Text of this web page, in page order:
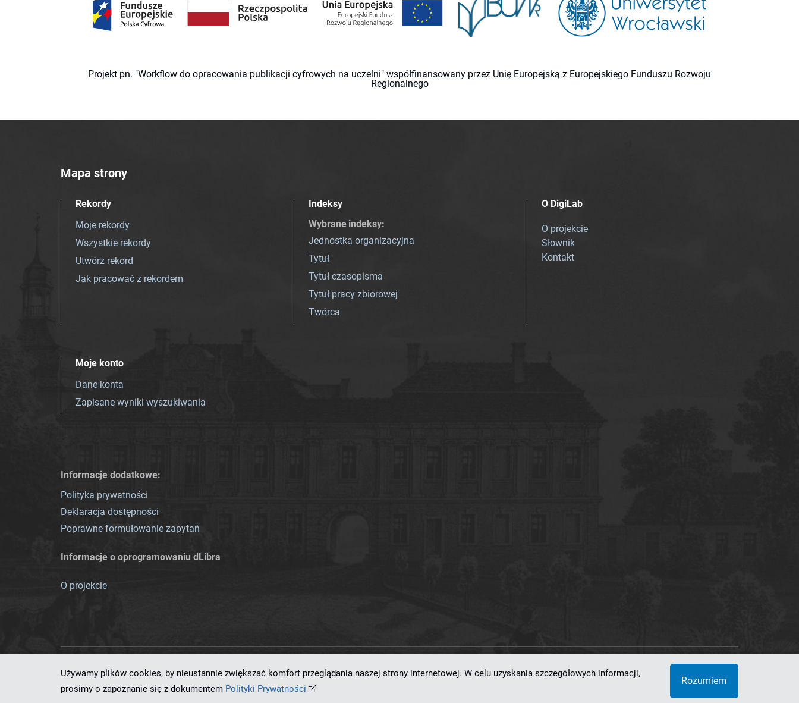
Projekt pn. "Workflow do opracowania publikacji cyfrowych na uczelni" współfinansowany przez Unię Europejską z Europejskiego Funduszu Rozwoju
Regionalnego
Mapa strony
Rekordy
Moje rekordy
Wszystkie rekordy
Utwórz rekord
Jak pracować z rekordem
Indeksy
Wybrane indeksy:
Jednostka organizacyjna
Tytuł
Tytuł czasopisma
Tytuł pracy zbiorowej
Twórca
O DigiLab
O projekcie
Słownik
Kontakt
Moje konto
Dane konta
Zapisane wyniki wyszukiwania
Informacje dodatkowe:
Polityka prywatności
Deklaracja dostępności
Poprawne formułowanie zapytań
Informacje o oprogramowaniu dLibra
O projekcie
Ten serwis działa dzięki oprogramowaniudLibra 7.0.0-SNAPSHOT opracowanemu przezPoznańskie Centrum Superkomputerowo-Sieciowe
Używamy plików cookies, by nieustannie zwiększać komfort przeglądania naszej strony internetowej. W celu uzyskania szczegółowych informacji,
prosimy o zapoznanie się z dokumentem Polityki Prywatności
Rozumiem